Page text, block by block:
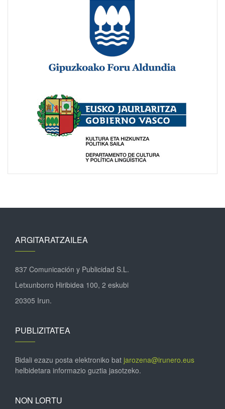
ARGITARATZAILEA
837 Comunicación y Publicidad S.L.
Letxunborro Hiribidea 100, 2 eskubi
20305 Irun.
PUBLIZITATEA
Bidali ezazu posta elektroniko bat jarozena@irunero.eus
helbidetara informazio guztia jasotzeko.
NON LORTU